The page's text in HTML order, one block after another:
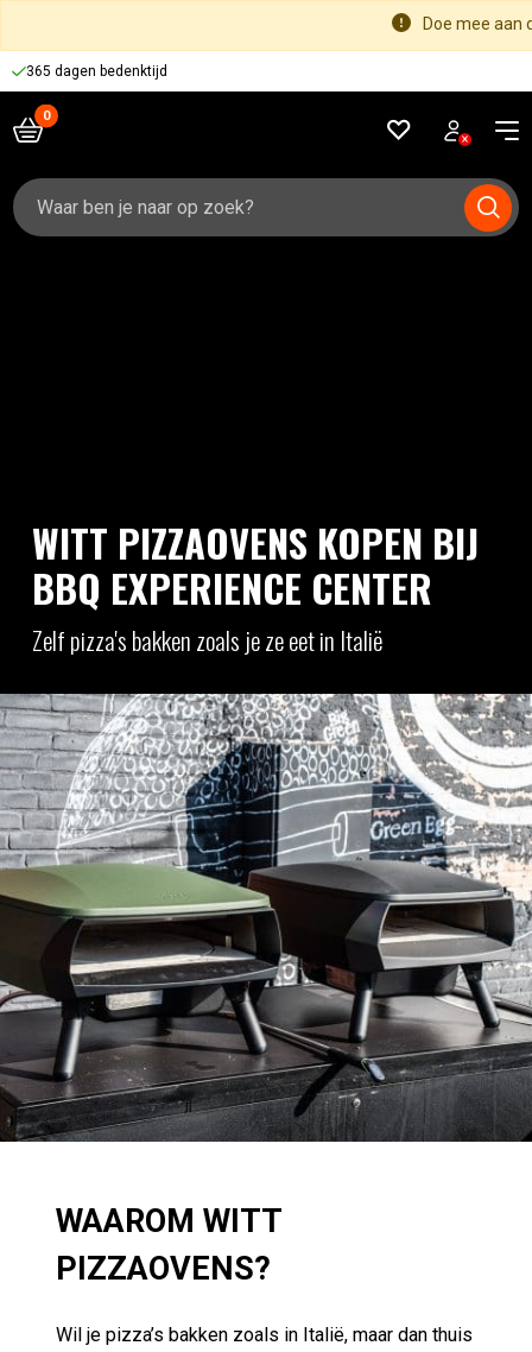
Doe mee aan
365 dagen bedenktijd
Zoeken
naar:
WITT PIZZAOVENS KOPEN BIJ
BBQ EXPERIENCE CENTER
Zelf pizza's bakken zoals je ze eet in Italië
Wil je thuis pizza bakken met die pizzeria-korst
(krokant van onder, luchtig van binnen), zonder
dat je elke 10 seconden stressvol je pizza
hoeft te draaien? Dan zit je met Witt gewoon
goed. Witt is gemaakt voor mensen die snel
resultaat willen: een pizzaoven die snel heet
wordt, pizza erin, genieten. En wil je zeker
weten welke bij je past? Kom ‘m vergelijken in
onze showrooms mét advies van echte chefs.
WAAROM WITT
PIZZAOVENS?
Wil je pizza’s bakken zoals in Italië, maar dan thuis